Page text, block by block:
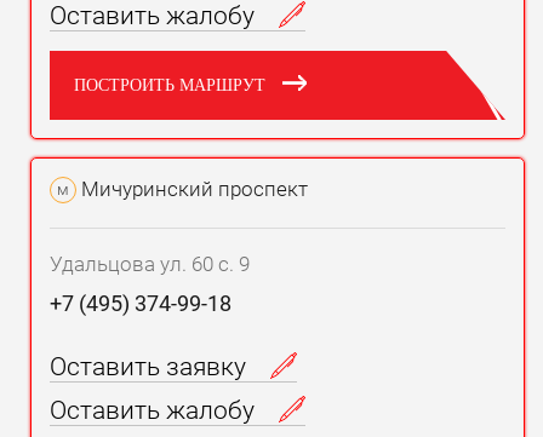
Оставить жалобу
ПОСТРОИТЬ МАРШРУТ
м Мичуринский проспект
Удальцова ул. 60 с. 9
+7 (495) 374-99-18
Оставить заявку
Оставить жалобу